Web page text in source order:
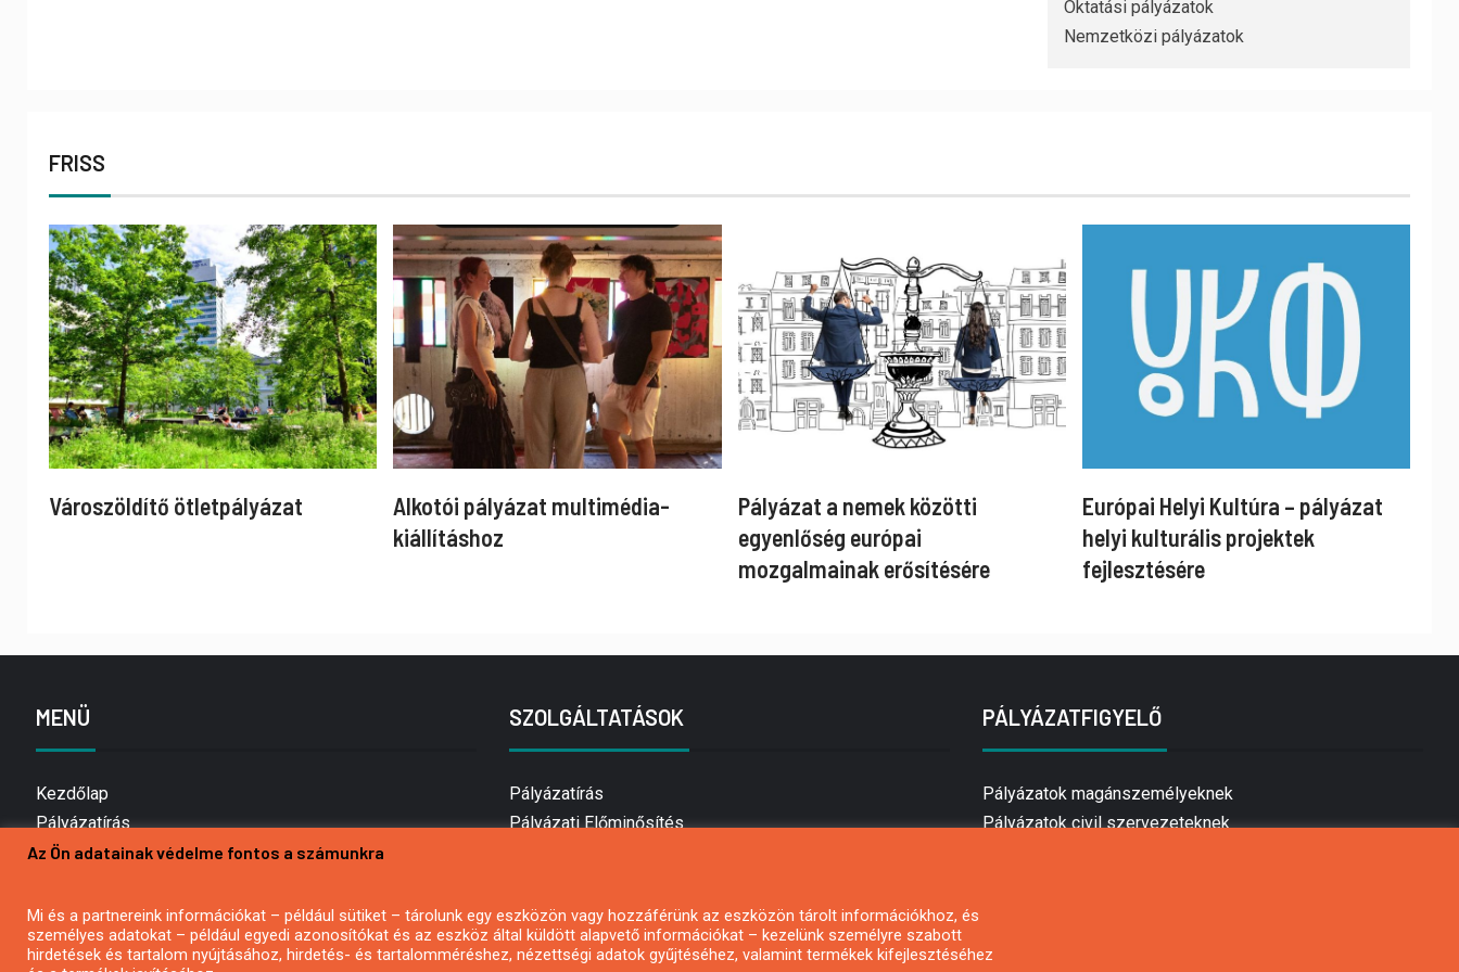
Oktatási pályázatok
Nemzetközi pályázatok
FRISS
Városzöldítő ötletpályázat
Alkotói pályázat multimédia-
kiállításhoz
Pályázat a nemek közötti
egyenlőség európai
mozgalmainak erősítésére
Európai Helyi Kultúra – pályázat
helyi kulturális projektek
fejlesztésére
MENÜ
Kezdőlap
Pályázatírás
Bemutatkozás
Hírlevél feliratkozás
Impresszum
SZOLGÁLTATÁSOK
Pályázatírás
Pályázati Előminősítés
Mezőgazdasági pályázatírás
Pályázatírás magánszemélyeknek
PÁLYÁZATFIGYELŐ
Pályázatok magánszemélyeknek
Pályázatok civil szervezeteknek
Az Ön adatainak védelme fontos a számunkra
Mi és a partnereink információkat – például sütiket – tárolunk egy eszközön vagy hozzáférünk az eszközön tárolt információkhoz, és
személyes adatokat – például egyedi azonosítókat és az eszköz által küldött alapvető információkat – kezelünk személyre szabott
hirdetések és tartalom nyújtásához, hirdetés- és tartalomméréshez, nézettségi adatok gyűjtéséhez, valamint termékek kifejlesztéséhez